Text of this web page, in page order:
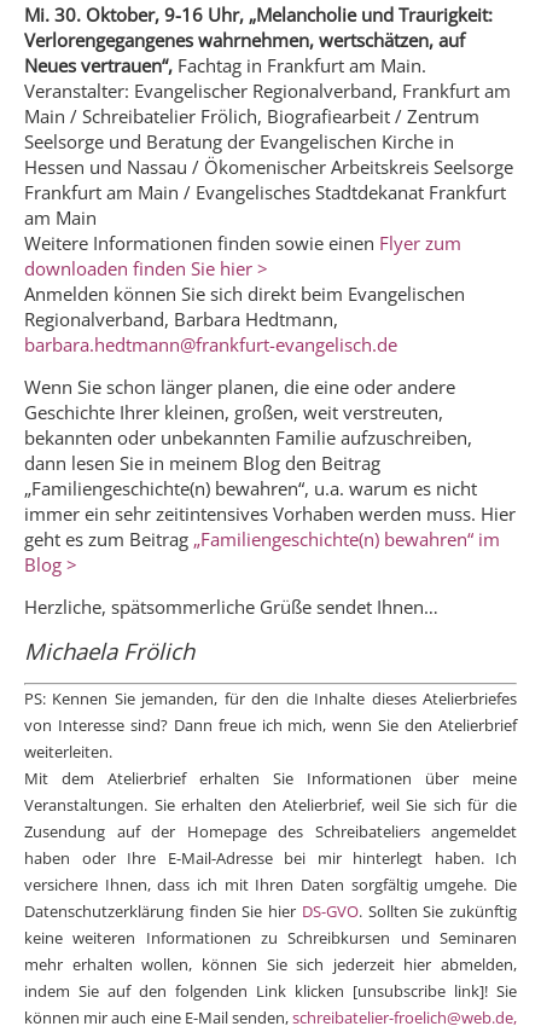
Mi. 30. Oktober, 9-16 Uhr, „Melancholie und Traurigkeit:
Verlorengegangenes wahrnehmen, wertschätzen, auf
Neues vertrauen“, Fachtag in Frankfurt am Main.
Veranstalter: Evangelischer Regionalverband, Frankfurt am
Main / Schreibatelier Frölich, Biografiearbeit / Zentrum
Seelsorge und Beratung der Evangelischen Kirche in
Hessen und Nassau / Ökomenischer Arbeitskreis Seelsorge
Frankfurt am Main / Evangelisches Stadtdekanat Frankfurt
am Main
Weitere Informationen finden sowie einen Flyer zum
downloaden finden Sie hier >
Anmelden können Sie sich direkt beim Evangelischen
Regionalverband, Barbara Hedtmann,
barbara.hedtmann@frankfurt-evangelisch.de
Wenn Sie schon länger planen, die eine oder andere
Geschichte Ihrer kleinen, großen, weit verstreuten,
bekannten oder unbekannten Familie aufzuschreiben,
dann lesen Sie in meinem Blog den Beitrag
„Familiengeschichte(n) bewahren“, u.a. warum es nicht
immer ein sehr zeitintensives Vorhaben werden muss. Hier
geht es zum Beitrag „Familiengeschichte(n) bewahren“ im
Blog >
Herzliche, spätsommerliche Grüße sendet Ihnen…
Michaela Frölich
PS: Kennen Sie jemanden, für den die Inhalte dieses Atelierbriefes
von Interesse sind? Dann freue ich mich, wenn Sie den Atelierbrief
weiterleiten.
Mit dem Atelierbrief erhalten Sie Informationen über meine
Veranstaltungen. Sie erhalten den Atelierbrief, weil Sie sich für die
Zusendung auf der Homepage des Schreibateliers angemeldet
haben oder Ihre E-Mail-Adresse bei mir hinterlegt haben. Ich
versichere Ihnen, dass ich mit Ihren Daten sorgfältig umgehe. Die
Datenschutzerklärung finden Sie hier DS-GVO. Sollten Sie zukünftig
keine weiteren Informationen zu Schreibkursen und Seminaren
mehr erhalten wollen, können Sie sich jederzeit hier abmelden,
indem Sie auf den folgenden Link klicken [unsubscribe link]! Sie
können mir auch eine E-Mail senden,schreibatelier-froelich@web.de,